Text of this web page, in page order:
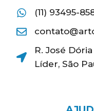
(11) 93495-
R. José
Líder, São